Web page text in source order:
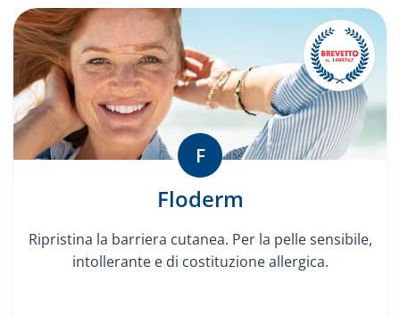
F
Floderm
Ripristina la barriera cutanea. Per la pelle sensibile,
intollerante e di costituzione allergica.